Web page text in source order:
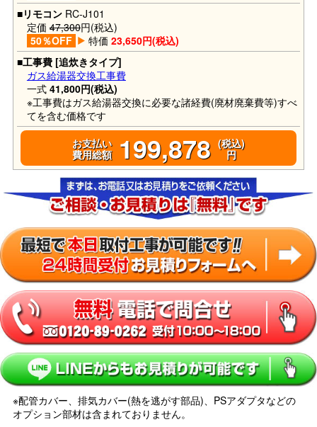
■リモコンRC-J101
定価 47,300円(税込)
50％OFF
特価 23,650円(税込)
■工事費 [追炊きタイプ]
ガス給湯器交換工事費
一式 41,800円(税込)
※工事費はガス給湯器交換に必要な諸経費(廃材廃棄費等)すべ
てを含む価格です
お支払い
費用総額199,878 (税込)
円
※配管カバー、排気カバー(熱を逃がす部品)、PSアダプタなどの
オプション部材は含まれておりません。